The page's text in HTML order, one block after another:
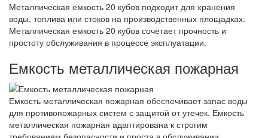
Металлическая емкость 20 кубов подходит для хранения
воды, топлива или стоков на производственных площадках.
Металлическая емкость 20 кубов сочетает прочность и
простоту обслуживания в процессе эксплуатации.
Емкость металлическая пожарная
Емкость металлическая пожарная обеспечивает запас воды
для противопожарных систем с защитой от утечек. Емкость
металлическая пожарная адаптирована к строгим